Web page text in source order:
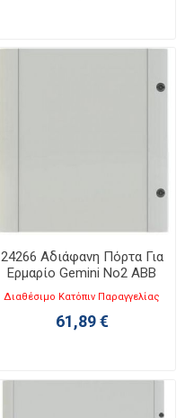
24266 Αδιάφανη Πόρτα Για
Ερμαρίο Gemini No2 ABB
Διαθέσιμο Κατόπιν Παραγγελίας
61,89 €